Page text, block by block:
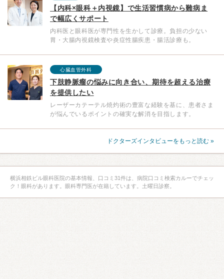
【内科×眼科＋内視鏡】で生活習慣病から難病ま
で幅広くサポート
内科医と眼科医が専門性を生かして診療。負担の少ない
胃・大腸内視鏡検査や炎症性腸疾患・腸活診療も。
心臓血管外科
下肢静脈瘤の悩みに向き合い、期待を超える治療
を提供したい
レーザーカテーテル焼灼術の豊富な経験を基に、患者さま
が悩んでいるポイントの確実な解消を目指します。
ドクターズインタビューをもっと読む »
横浜相鉄ビル眼科医院の基本情報、口コミ31件は、病院口コミ検索カルーでチェッ
ク！眼科があります。眼科専門医が在籍しています。土曜日診察。